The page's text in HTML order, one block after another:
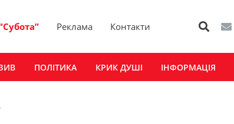
Реклама Контакти
ПОЛІТИКА КРИК ДУШІ ІНФОРМАЦІЯ